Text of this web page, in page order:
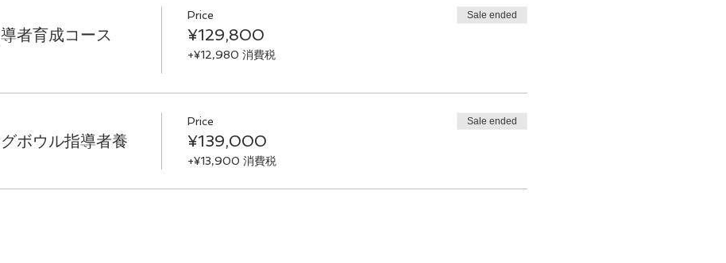
者育成コース
Price
¥129,800
+¥12,980 消費税
Sale ended
ボウル指導者養
Price
¥139,000
+¥13,900 消費税
Sale ended